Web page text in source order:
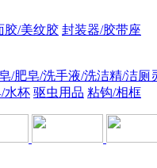
胶/美纹胶 封装器/胶带座
/肥皂/洗手液/洗洁精/洁厕
水杯 驱虫用品 粘钩/相框